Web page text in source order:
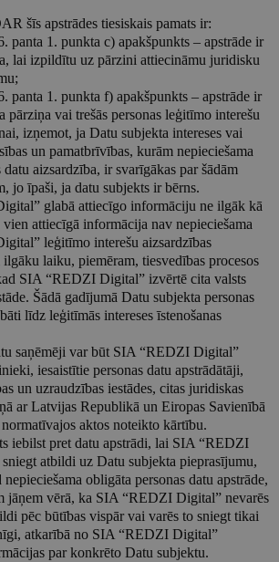
šīs apstrādes tiesiskais pamats ir:
panta 1. punkta c) apakšpunkts – apstrāde ir
lai izpildītu uz pārzini attiecināmu juridisku
panta 1. punkta f) apakšpunkts – apstrāde ir
pārziņa vai trešās personas leģitīmo interešu
izņemot, ja Datu subjekta intereses vai
un pamatbrīvības, kurām nepieciešama
datu aizsardzība, ir svarīgākas par šādām
jo īpaši, ja datu subjekts ir bērns.
glabā attiecīgo informāciju ne ilgāk kā
attiecīgā informācija nav nepieciešama
leģitīmo interešu aizsardzības
ilgāku laiku, piemēram, tiesvedības procesos
SIA “REDZI Digital” izvērtē cita valsts
Šādā gadījumā Datu subjekta personas
līdz leģitīmās intereses īstenošanas
saņēmēji var būt SIA “REDZI Digital”
iesaistītie personas datu apstrādātāji,
un uzraudzības iestādes, citas juridiskas
ar Latvijas Republikā un Eiropas Savienībā
normatīvajos aktos noteikto kārtību.
iebilst pret datu apstrādi, lai SIA “REDZI
atbildi uz Datu subjekta pieprasījumu,
obligāta personas datu apstrāde,
jāņem vērā, ka SIA “REDZI Digital” nevarēs
pēc būtības vispār vai varēs to sniegt tikai
atkarībā no SIA “REDZI Digital”
par konkrēto Datu subjektu.